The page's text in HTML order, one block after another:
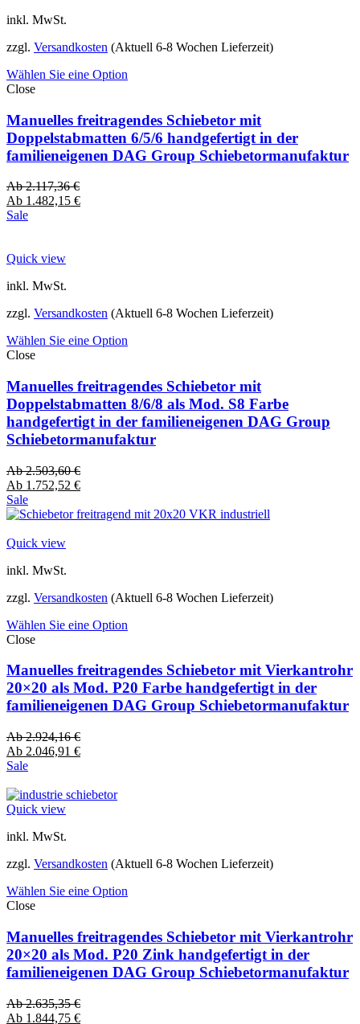
inkl. MwSt.
zzgl. Versandkosten (Aktuell 6-8 Wochen Lieferzeit)
Wählen Sie eine Option
Close
Manuelles freitragendes Schiebetor mit
Doppelstabmatten 6/5/6 handgefertigt in der
familieneigenen DAG Group Schiebetormanufaktur
Ab2.117,36€
Ab 1.482,15 €
Sale
Quick view
inkl. MwSt.
zzgl. Versandkosten (Aktuell 6-8 Wochen Lieferzeit)
Wählen Sie eine Option
Close
Manuelles freitragendes Schiebetor mit
Doppelstabmatten 8/6/8 als Mod. S8 Farbe
handgefertigt in der familieneigenen DAG Group
Schiebetormanufaktur
Ab2.503,60€
Ab 1.752,52 €
Sale
Quick view
inkl. MwSt.
zzgl. Versandkosten (Aktuell 6-8 Wochen Lieferzeit)
Wählen Sie eine Option
Close
Manuelles freitragendes Schiebetor mit Vierkantrohr
20×20 als Mod. P20 Farbe handgefertigt in der
familieneigenen DAG Group Schiebetormanufaktur
Ab2.924,16€
Ab 2.046,91 €
Sale
Quick view
inkl. MwSt.
zzgl. Versandkosten (Aktuell 6-8 Wochen Lieferzeit)
Wählen Sie eine Option
Close
Manuelles freitragendes Schiebetor mit Vierkantrohr
20×20 als Mod. P20 Zink handgefertigt in der
familieneigenen DAG Group Schiebetormanufaktur
Ab2.635,35€
Ab 1.844,75 €